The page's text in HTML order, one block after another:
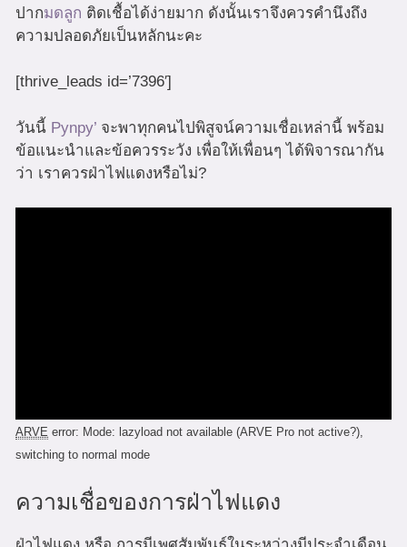
ปากมดลูก ติดเชื้อได้ง่ายมาก ดังนั้นเราจึงควรคำนึงถึง
ความปลอดภัยเป็นหลักนะคะ
[thrive_leads id=’7396′]
วันนี้ Pynpy’ จะพาทุกคนไปพิสูจน์ความเชื่อเหล่านี้ พร้อม
ข้อแนะนำและข้อควรระวัง เพื่อให้เพื่อนๆ ได้พิจารณากัน
ว่า เราควรฝ่าไฟแดงหรือไม่?
ARVE error: Mode: lazyload not available (ARVE Pro not active?),
switching to normal mode
ความเชื่อของการฝ่าไฟแดง